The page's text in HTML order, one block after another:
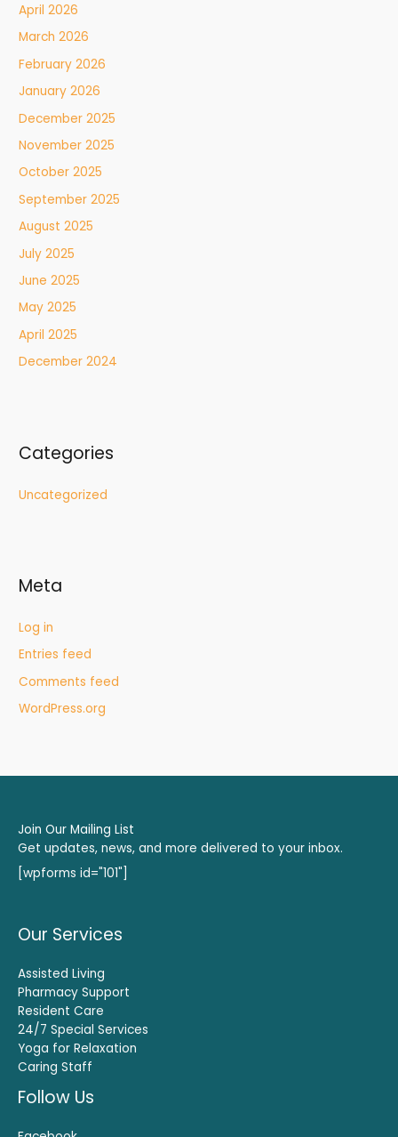
April 2026
March 2026
February 2026
January 2026
December 2025
November 2025
October 2025
September 2025
August 2025
July 2025
June 2025
May 2025
April 2025
December 2024
Categories
Uncategorized
Meta
Log in
Entries feed
Comments feed
WordPress.org
Join Our Mailing List
Get updates, news, and more delivered to your inbox.
[wpforms id="101"]
Our Services
Assisted Living
Pharmacy Support
Resident Care
24/7 Special Services
Yoga for Relaxation
Caring Staff
Follow Us